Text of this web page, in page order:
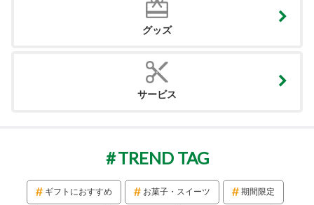
グッズ
サービス
TREND TAG
ギフトにおすすめ お菓子・スイーツ 期間限定